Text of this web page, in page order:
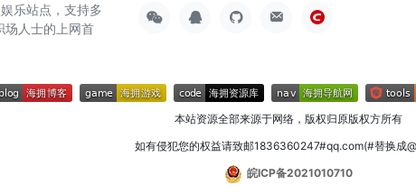
乐站点，支持多
场人士的上网首
本站资源全部来源于网络，版权归原版权方所有
如有侵犯您的权益请致邮1836360247#qq.com(#替换成
皖ICP备2021010710